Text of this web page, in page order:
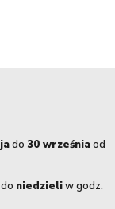
do 30 wrześniaod
do niedzieliw godz.